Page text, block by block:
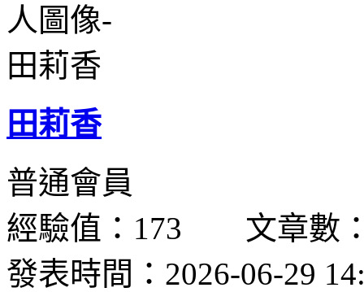
田莉香
普通會員
經驗值：173 文章數
發表時間：2026-06-29